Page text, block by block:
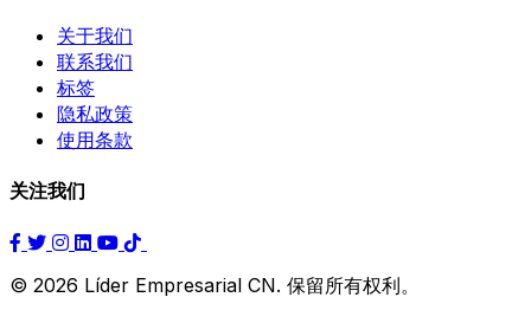
关于我们
联系我们
标签
隐私政策
使用条款
关注我们
© 2026 Líder Empresarial CN. 保留所有权利。